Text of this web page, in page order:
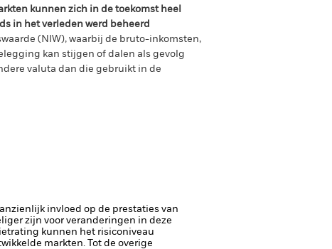
kunnen zich in de toekomst heel
in het verleden werd beheerd
(NIW), waarbij de bruto-inkomsten,
kan stijgen of dalen als gevolg
valuta dan die gebruikt in de
invloed op de prestaties van
zijn voor veranderingen in deze
kunnen het risiconiveau
markten. Tot de overige